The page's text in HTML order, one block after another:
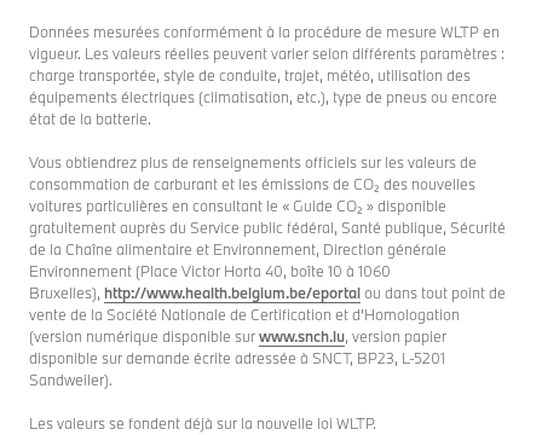
Données mesurées conformément à la procédure de mesure WLTP en
vigueur. Les valeurs réelles peuvent varier selon différents paramètres :
charge transportée, style de conduite, trajet, météo, utilisation des
équipements électriques (climatisation, etc.), type de pneus ou encore
état de la batterie.
Vous obtiendrez plus de renseignements officiels sur les valeurs de
consommation de carburant et les émissions de CO₂ des nouvelles
voitures particulières en consultant le « Guide CO₂ » disponible
gratuitement auprès du Service public fédéral, Santé publique, Sécurité
de la Chaîne alimentaire et Environnement, Direction générale
Environnement (Place Victor Horta 40, boîte 10 à 1060
Bruxelles), http://www.health.belgium.be/eportalou dans tout point de
vente de la Société Nationale de Certification et d’Homologation
(version numérique disponible surwww.snch.lu, version papier
disponible sur demande écrite adressée à SNCT, BP23, L-5201
Sandweiler).
Les valeurs se fondent déjà sur la nouvelle loi WLTP.